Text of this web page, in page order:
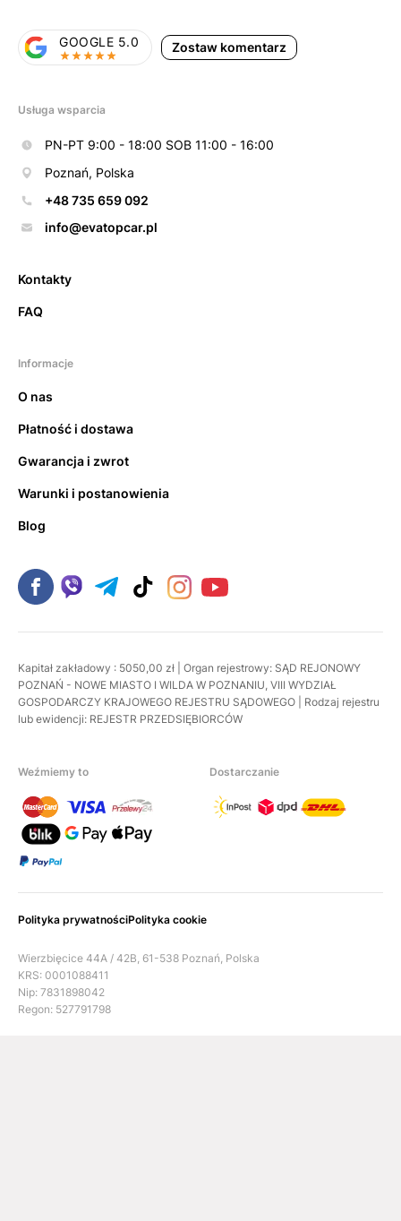
Zostaw komentarz
GOOGLE 5.0
Usługa wsparcia
PN-PT 9:00 - 18:00 SOB 11:00 - 16:00
Poznań, Polska
+48 735 659 092
info@evatopcar.pl
Kontakty
FAQ
Informacje
O nas
Płatność i dostawa
Gwarancja i zwrot
Warunki i postanowienia
Blog
Kapitał zakładowy : 5050,00 zł | Organ rejestrowy: SĄD REJONOWY
POZNAŃ - NOWE MIASTO I WILDA W POZNANIU, VIII WYDZIAŁ
GOSPODARCZY KRAJOWEGO REJESTRU SĄDOWEGO | Rodzaj rejestru
lub ewidencji: REJESTR PRZEDSIĘBIORCÓW
Weźmiemy to Dostarczanie
Polityka prywatnościPolityka cookie
Wierzbięcice 44A / 42B, 61-538 Poznań, Polska
KRS: 0001088411
Nip: 7831898042
Regon: 527791798